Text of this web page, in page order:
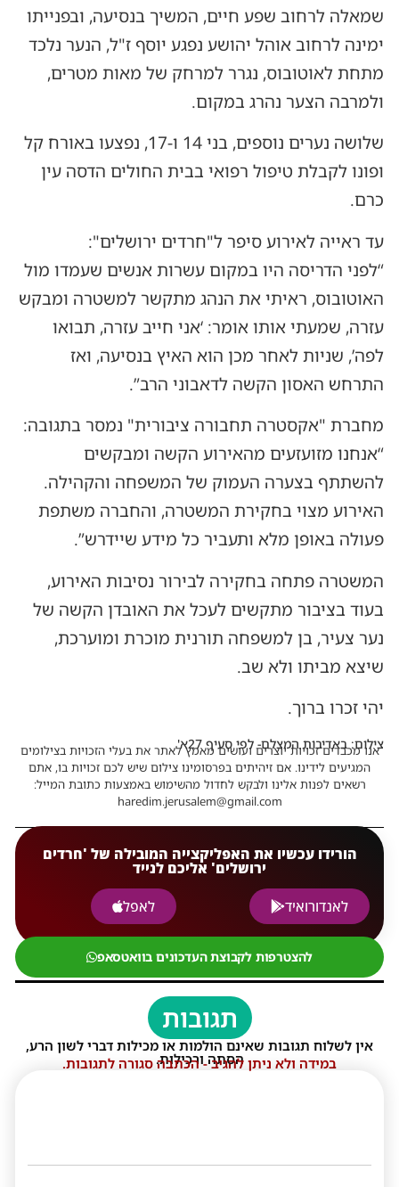
שמאלה לרחוב שפע חיים, המשיך בנסיעה, ובפנייתו
ימינה לרחוב אוהל יהושע נפגע יוסף ז"ל, הנער נלכד
מתחת לאוטובוס, נגרר למרחק של מאות מטרים,
ולמרבה הצער נהרג במקום.
שלושה נערים נוספים, בני 14 ו-17, נפצעו באורח קל
ופונו לקבלת טיפול רפואי בבית החולים הדסה עין
כרם.
עד ראייה לאירוע סיפר ל"חרדים ירושלים":
“לפני הדריסה היו במקום עשרות אנשים שעמדו מול
האוטובוס, ראיתי את הנהג מתקשר למשטרה ומבקש
עזרה, שמעתי אותו אומר: ‘אני חייב עזרה, תבואו
לפה’, שניות לאחר מכן הוא האיץ בנסיעה, ואז
התרחש האסון הקשה לדאבוני הרב”.
מחברת "אקסטרה תחבורה ציבורית" נמסר בתגובה:
“אנחנו מזועזעים מהאירוע הקשה ומבקשים
להשתתף בצערה העמוק של המשפחה והקהילה.
האירוע מצוי בחקירת המשטרה, והחברה משתפת
פעולה באופן מלא ותעביר כל מידע שיידרש”.
המשטרה פתחה בחקירה לבירור נסיבות האירוע,
בעוד בציבור מתקשים לעכל את האובדן הקשה של
נער צעיר, בן למשפחה תורנית מוכרת ומוערכת,
שיצא מביתו ולא שב.
יהי זכרו ברוך.
צילום: באדיבות המצלם- לפי סעיף 27א'
אנו מכבדים זכויות יוצרים ועושים מאמץ לאתר את בעלי הזכויות בצילומים
המגיעים לידינו. אם זיהיתים בפרסומינו צילום שיש לכם זכויות בו, אתם
רשאים לפנות אלינו ולבקש לחדול מהשימוש באמצעות כתובת המייל:
haredim.jerusalem@gmail.com
הורידו עכשיו את האפליקצייה המובילה של 'חרדים
ירושלים' אליכם לנייד
לאנדורואיד
לאפל
להצטרפות לקבוצת העדכונים בוואטסאפ
תגובות
אין לשלוח תגובות שאינם הולמות או מכילות דברי לשון הרע,
הסתה ורכילות.
במידה ולא ניתן להגיב - הכתבה סגורה לתגובות.